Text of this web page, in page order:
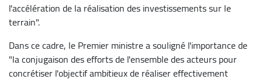
l'accélération de la réalisation des investissements sur le
terrain".
Dans ce cadre, le Premier ministre a souligné l'importance de
"la conjugaison des efforts de l'ensemble des acteurs pour
concrétiser l'objectif ambitieux de réaliser effectivement